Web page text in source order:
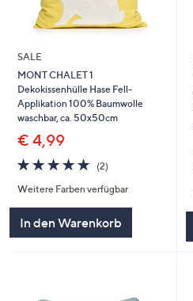
SALE
MONT CHALET 1
Dekokissenhülle Hase Fell-
Applikation 100% Baumwolle
waschbar, ca. 50x50cm
€ 4,99
5.0
von
5
(2)2
Weitere Farben verfügbar
In den Warenkorb